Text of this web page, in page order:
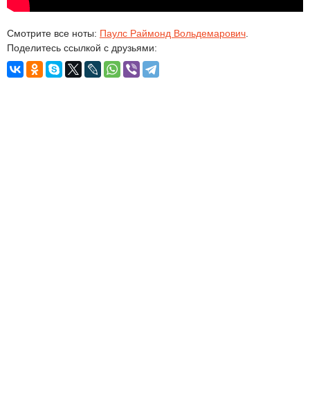
Смотрите все ноты: Паулс Раймонд Вольдемарович
Поделитесь ссылкой с друзьями: